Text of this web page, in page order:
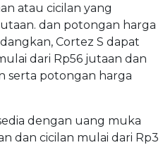
atau cicilan yang
dan potongan harga
Cortez S dapat
dari Rp56 jutaan dan
serta potongan harga
dengan uang muka
dan cicilan mulai dari Rp3